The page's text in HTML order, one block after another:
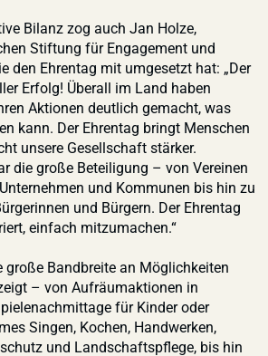
Bilanz zog auch Jan Holze,
Stiftung für Engagement und
den Ehrentag mit umgesetzt hat: „Der
Erfolg! Überall im Land haben
Aktionen deutlich gemacht, was
kann. Der Ehrentag bringt Menschen
unsere Gesellschaft stärker.
die große Beteiligung – von Vereinen
und Kommunen bis hin zu
und Bürgern. Der Ehrentag
einfach mitzumachen.“
große Bandbreite an Möglichkeiten
– von Aufräumaktionen in
für Kinder oder
Singen, Kochen, Handwerken,
und Landschaftspflege, bis hin